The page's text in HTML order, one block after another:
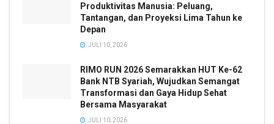
Produktivitas Manusia: Peluang,
Tantangan, dan Proyeksi Lima Tahun ke
Depan
JULI 10, 2026
RIMO RUN 2026 Semarakkan HUT Ke-62
Bank NTB Syariah, Wujudkan Semangat
Transformasi dan Gaya Hidup Sehat
Bersama Masyarakat
JULI 10, 2026